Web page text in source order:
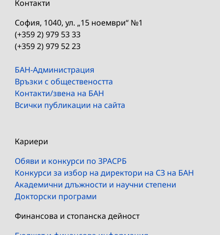
Контакти
София, 1040, ул. „15 ноември“ №1
(+359 2) 979 53 33
(+359 2) 979 52 23
БАН-Администрация
Връзки с обществеността
Контакти/звена на БАН
Всички публикации на сайта
Кариери
Обяви и конкурси по ЗРАСРБ
Конкурси за избор на директори на СЗ на БАН
Академични длъжности и научни степени
Докторски програми
Финансова и стопанска дейност